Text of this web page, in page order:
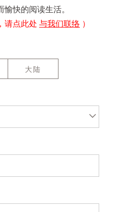
快的阅读生活。
请点此处 与我们联络 ）
大陆